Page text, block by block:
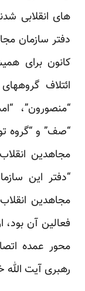
‏های انقلابی
دفتر سازمان
ائتلاف
“منصورون”،
“صف” و “گروه
مجاهدین
فعالین آن
محور عمده
رهبری آیت الله